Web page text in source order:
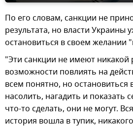
По его словам, санкции не
результата, но власти Украины
остановиться в своем желании
"Эти санкции не имеют никакой
возможности повлиять на
всем понятно, но остановиться
насолить, нагадить и показать
что-то сделать, они не могут.
история вошла в тупик,